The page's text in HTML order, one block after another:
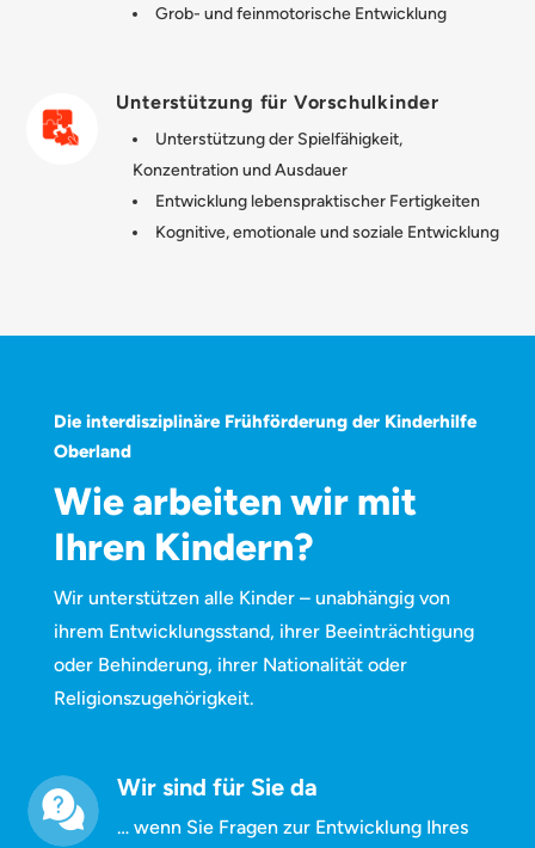
Grob- und feinmotorische Entwicklung
Unterstützung für Vorschulkinder
Unterstützung der Spielfähigkeit,
Konzentration und Ausdauer
Entwicklung lebenspraktischer Fertigkeiten
Kognitive, emotionale und soziale Entwicklung
Die interdisziplinäre Frühförderung der Kinderhilfe
Oberland
Wie arbeiten wir mit
Ihren Kindern?
Wir unterstützen alle Kinder – unabhängig von
ihrem Entwicklungsstand, ihrer Beeinträchtigung
oder Behinderung, ihrer Nationalität oder
Religionszugehörigkeit.
Wir sind für Sie da
… wenn Sie Fragen zur Entwicklung Ihres